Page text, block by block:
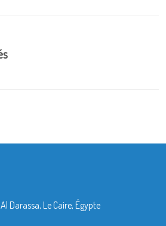
Darassa, Le Caire, Égypte